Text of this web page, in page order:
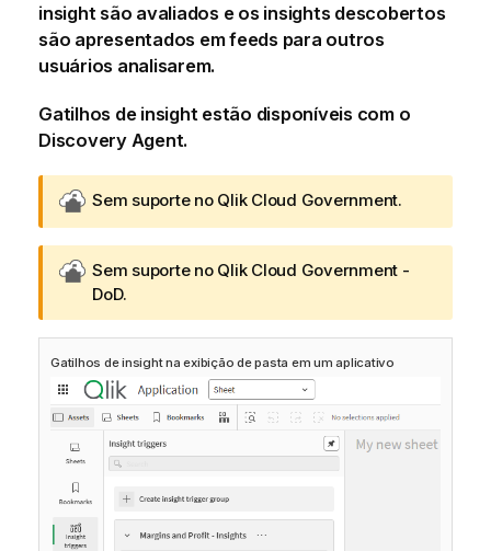
insight são avaliados e os insights descobertos
são apresentados emfeeds para outros
usuários analisarem.
Gatilhos de insight estão disponíveis com o
Discovery Agent.
G
o
v
n
o
t
e
-
n
Sem suporte no Qlik Cloud Government.
G
o
v
n
o
t
Sem suporte no Qlik Cloud Government -
DoD.
Gatilhos de insight na exibição de pasta em um aplicativo